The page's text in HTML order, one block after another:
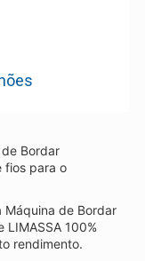
Bordar
fios para o
Máquina de Bordar
LIMASSA 100%
rendimento.